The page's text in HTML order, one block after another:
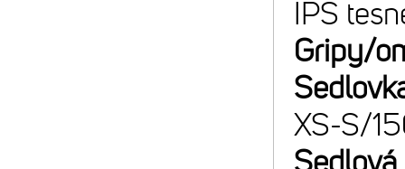
IPS
Gripy/
XS-S/